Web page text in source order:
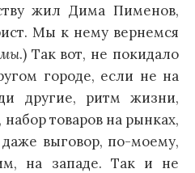
жил Дима Пименов,
Мы к нему вернемся
.) Так вот, не покидало
городе, если не на
другие, ритм жизни,
товаров на рынках,
даже выговор, по-моему,
на западе. Так и не